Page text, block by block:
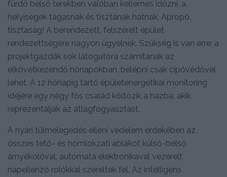
fürdő belső terekben valóban kellemes időzni, a
helyiségek tágasnak és tisztának hatnak. Apropó,
tisztaság! A berendezett, felszerelt épület
rendezettségére nagyon ügyelnek. Szükség is van erre: a
projektgazdák sok látogatóra számítanak az
elkövetkezendő hónapokban, belépni csak cipővédővel
lehet. A 12 hónapig tartó épületenergetikai monitoring
idejére egy négy fős család költözik a házba, akik
reprezentálják az átlagfogyasztást.
A nyári túlmelegedés elleni védelem érdekében az
összes tető- és homlokzati ablakot külső-belső
árnyékolóval, automata elektronikával vezérelt
napellenző rolókkal szerelték fel. Az intelligens